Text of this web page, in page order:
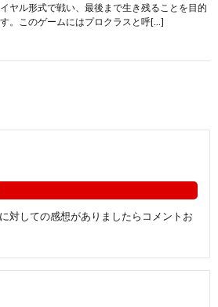
ヤル形式で戦い、最後まで生き残ることを目的
。このゲームにはプロクラスと呼[…]
対しての感想がありましたらコメントお